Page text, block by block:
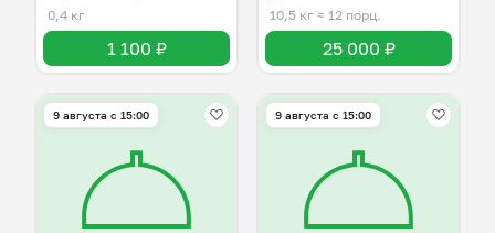
0,4 кг
1 100 ₽
10,5 кг ≈ 12 порц.
25 000 ₽
9 августа с 15:00 9 августа с 15:00